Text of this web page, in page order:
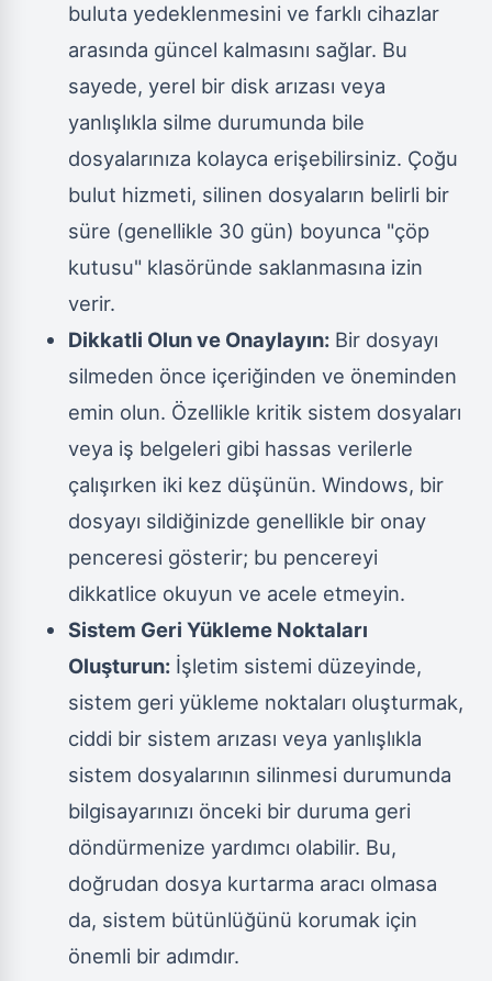
buluta yedeklenmesini ve farklı cihazlar
arasında güncel kalmasını sağlar. Bu
sayede, yerel bir disk arızası veya
yanlışlıkla silme durumunda bile
dosyalarınıza kolayca erişebilirsiniz. Çoğu
bulut hizmeti, silinen dosyaların belirli bir
süre (genellikle 30 gün) boyunca "çöp
kutusu" klasöründe saklanmasına izin
verir.
Dikkatli Olun ve Onaylayın: Bir dosyayı
silmeden önce içeriğinden ve öneminden
emin olun. Özellikle kritik sistem dosyaları
veya iş belgeleri gibi hassas verilerle
çalışırken iki kez düşünün. Windows, bir
dosyayı sildiğinizde genellikle bir onay
penceresi gösterir; bu pencereyi
dikkatlice okuyun ve acele etmeyin.
Sistem Geri Yükleme Noktaları
Oluşturun: İşletim sistemi düzeyinde,
sistem geri yükleme noktaları oluşturmak,
ciddi bir sistem arızası veya yanlışlıkla
sistem dosyalarının silinmesi durumunda
bilgisayarınızı önceki bir duruma geri
döndürmenize yardımcı olabilir. Bu,
doğrudan dosya kurtarma aracı olmasa
da, sistem bütünlüğünü korumak için
önemli bir adımdır.